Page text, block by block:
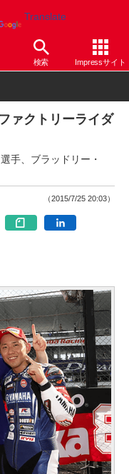
Translate
検索 Impressサイト
サイクル
ァクトリーライダ
手、ブラッドリー・
（2015/7/25 20:03）